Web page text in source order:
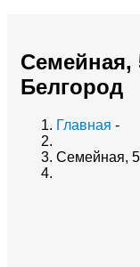
Семейная,
Белгород
Главная -
Семейная,